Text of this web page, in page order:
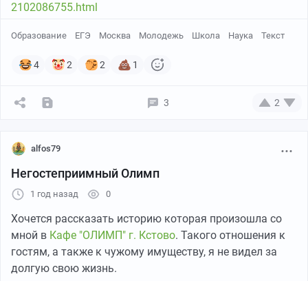
2102086755.html
Образование ЕГЭ Москва Молодежь Школа Наука Текст
4 2 2 1
3 2
alfos79
Негостеприимный Олимп
1 год назад 0
Хочется рассказать историю которая произошла со
мной в Кафе "ОЛИМП" г. Кстово. Такого отношения к
гостям, а также к чужому имуществу, я не видел за
долгую свою жизнь.